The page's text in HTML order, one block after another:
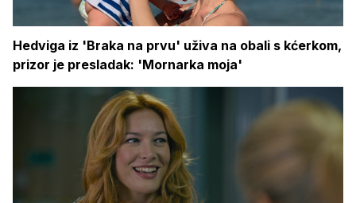
Hedviga iz 'Braka na prvu' uživa na obali s kćerkom,
prizor je presladak: 'Mornarka moja'